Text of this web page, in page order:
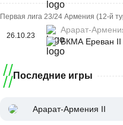
Первая лига 23/24 Армения (12-й
26.10.23
Арарат-
БКМА Ереван II
Последние игры
Арарат-Армения II